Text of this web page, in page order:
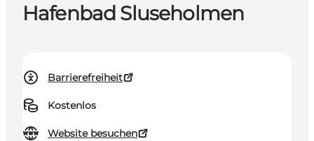
Hafenbad Sluseholmen
Barrierefreiheit
Kostenlos
Website besuchen